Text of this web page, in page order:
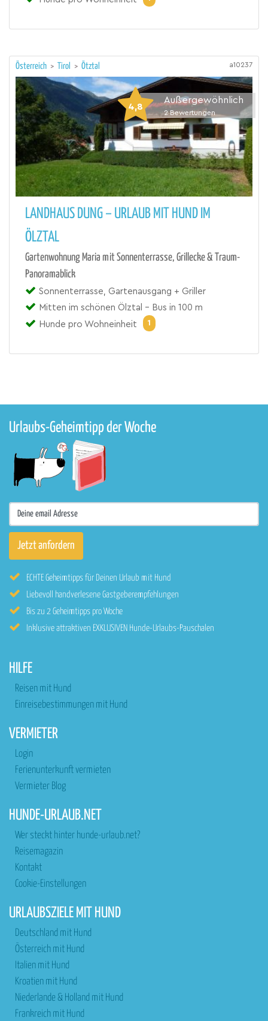
Österreich > Tirol > Ötztal a10237
4,8
Außergewöhnlich
2 Bewertungen
LANDHAUS DUNG – URLAUB MIT HUND IM
ÖLZTAL
Gartenwohnung Maria mit Sonnenterrasse, Grillecke & Traum-
Panoramablick
Sonnenterrasse, Gartenausgang + Griller
Mitten im schönen Ölztal - Bus in 100 m
Hunde pro Wohneinheit
1
Urlaubs-Geheimtipp der Woche
ECHTE Geheimtipps für Deinen Urlaub mit Hund
Liebevoll handverlesene Gastgeberempfehlungen
Bis zu 2 Geheimtipps pro Woche
Inklusive attraktiven EXKLUSIVEN Hunde-Urlaubs-Pauschalen
HILFE
Reisen mit Hund
Einreisebestimmungen mit Hund
VERMIETER
Login
Ferienunterkunft vermieten
Vermieter Blog
HUNDE-URLAUB.NET
Wer steckt hinter hunde-urlaub.net?
Reisemagazin
Kontakt
Cookie-Einstellungen
URLAUBSZIELE MIT HUND
Deutschland mit Hund
Österreich mit Hund
Italien mit Hund
Kroatien mit Hund
Niederlande & Holland mit Hund
Frankreich mit Hund